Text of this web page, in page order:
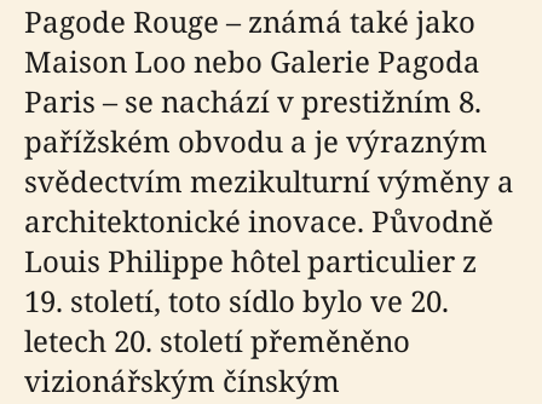
Pagode Rouge – známá také jako
Maison Loo nebo Galerie Pagoda
Paris – se nachází v prestižním 8.
pařížském obvodu a je výrazným
svědectvím mezikulturní výměny a
architektonické inovace. Původně
Louis Philippe hôtel particulier z
19. století, toto sídlo bylo ve 20.
letech 20. století přeměněno
vizionářským čínským